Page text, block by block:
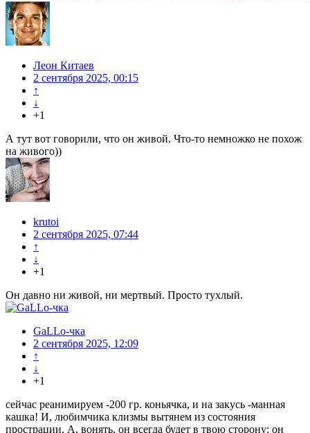
Леон Китаев
2 сентября 2025, 00:15
↑
↓
+1
А тут вот говорили, что он живой. Что-то немножко не похож
на живого))
krutoi
2 сентября 2025, 07:44
↑
↓
+1
Он давно ни живой, ни мертвый. Просто тухлый.
GaLLo-чка
2 сентября 2025, 12:09
↑
↓
+1
сейчас реанимируем -200 гр. коньячка, и на закусь -манная
кашка! И, любимчика клизмы вытянем из состояния
прострации. А, вонять, он всегда будет в твою сторону: он